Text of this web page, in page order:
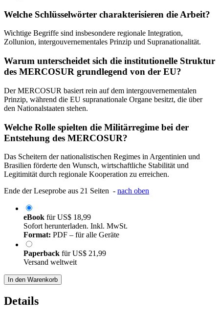
Welche Schlüsselwörter charakterisieren die Arbeit?
Wichtige Begriffe sind insbesondere regionale Integration,
Zollunion, intergouvernementales Prinzip und Supranationalität.
Warum unterscheidet sich die institutionelle Struktur
des MERCOSUR grundlegend von der EU?
Der MERCOSUR basiert rein auf dem intergouvernementalen
Prinzip, während die EU supranationale Organe besitzt, die über
den Nationalstaaten stehen.
Welche Rolle spielten die Militärregime bei der
Entstehung des MERCOSUR?
Das Scheitern der nationalistischen Regimes in Argentinien und
Brasilien förderte den Wunsch, wirtschaftliche Stabilität und
Legitimität durch regionale Kooperation zu erreichen.
Ende der Leseprobe aus 21 Seiten - nach oben
eBook fürUS$ 18,99
Sofort herunterladen. Inkl. MwSt.
Format: PDF – für alle Geräte
Paperback fürUS$ 21,99
Versand weltweit
In den Warenkorb
Details